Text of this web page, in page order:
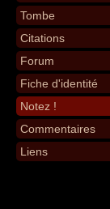
Tombe
Citations
Forum
Fiche d'identité
Notez !
Commentaires
Liens